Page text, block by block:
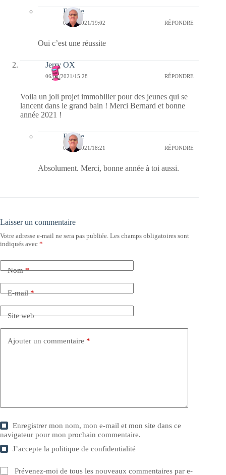
Bernie
07/01/2021/19:02 RÉPONDRE
Oui c’est une réussite
Jerry OX
06/01/2021/15:28 RÉPONDRE
Voila un joli projet immobilier pour des jeunes qui se
lancent dans le grand bain ! Merci Bernard et bonne
année 2021 !
Bernie
06/01/2021/18:21 RÉPONDRE
Absolument. Merci, bonne année à toi aussi.
Laisser un commentaire
Votre adresse e-mail ne sera pas publiée. Les champs obligatoires sont
indiqués avec *
Nom*
E-mail*
Site web
Ajouter un commentaire *
Enregistrer mon nom, mon e-mail et mon site dans ce
navigateur pour mon prochain commentaire.
J’accepte lapolitique de confidentialité
Prévenez-moi de tous les nouveaux commentaires par e-